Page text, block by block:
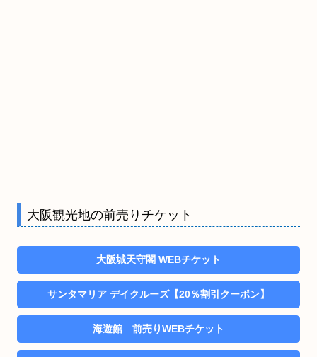
大阪観光地の前売りチケット
大阪城天守閣 WEBチケット
サンタマリア デイクルーズ【20％割引クーポン】
海遊館 前売りWEBチケット